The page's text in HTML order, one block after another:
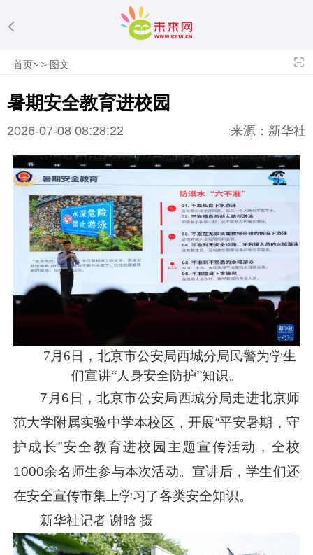
首页>> 图文
暑期安全教育进校园
2026-07-08 08:28:22 来源：新华社
7月6日，北京市公安局西城分局民警为学生
们宣讲“人身安全防护”知识。
7月6日，北京市公安局西城分局走进北京师
范大学附属实验中学本校区，开展“平安暑期，守
护成长”安全教育进校园主题宣传活动，全校
1000余名师生参与本次活动。宣讲后，学生们还
在安全宣传市集上学习了各类安全知识。
新华社记者 谢晗 摄